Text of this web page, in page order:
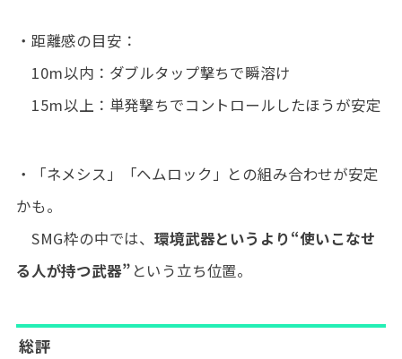
・距離感の目安：
10m以内：ダブルタップ撃ちで瞬溶け
15m以上：単発撃ちでコントロールしたほうが安定
・「ネメシス」「ヘムロック」との組み合わせが安定
かも。
SMG枠の中では、環境武器というより“使いこなせ
る人が持つ武器” という立ち位置。
総評